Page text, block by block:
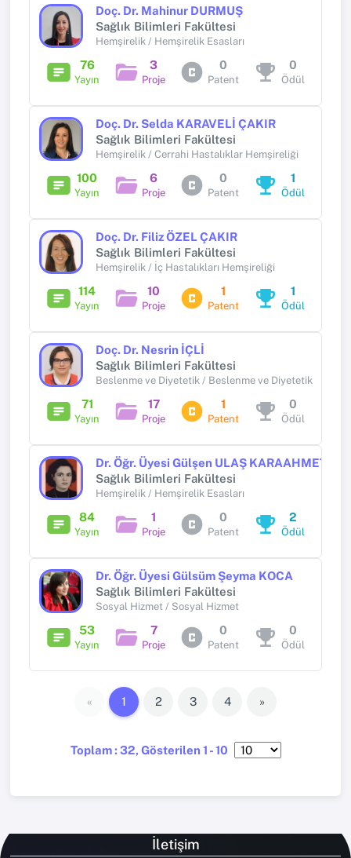
Doç. Dr. Mahinur DURMUŞ
Sağlık Bilimleri Fakültesi
Hemşirelik / Hemşirelik Esasları
76
Yayın
3
Proje
0
Patent
0
Ödül
Doç. Dr. Selda KARAVELİ ÇAKIR
Sağlık Bilimleri Fakültesi
Hemşirelik / Cerrahi Hastalıklar Hemşireliği
100
Yayın
6
Proje
0
Patent
1
Ödül
Doç. Dr. Filiz ÖZEL ÇAKIR
Sağlık Bilimleri Fakültesi
Hemşirelik / İç Hastalıkları Hemşireliği
114
Yayın
10
Proje
1
Patent
1
Ödül
Doç. Dr. Nesrin İÇLİ
Sağlık Bilimleri Fakültesi
Beslenme ve Diyetetik / Beslenme ve Diyetetik
71
Yayın
17
Proje
1
Patent
0
Ödül
Dr. Öğr. Üyesi Gülşen ULAŞ
Sağlık Bilimleri Fakültesi
Hemşirelik / Hemşirelik Esasları
84
Yayın
1
Proje
0
Patent
2
Ödül
Dr. Öğr. Üyesi Gülsüm Şeyma KOCA
Sağlık Bilimleri Fakültesi
Sosyal Hizmet / Sosyal Hizmet
53
Yayın
7
Proje
0
Patent
0
Ödül
Toplam : 32, Gösterilen 1 - 10
« 1 2 3 4 »
İletişim